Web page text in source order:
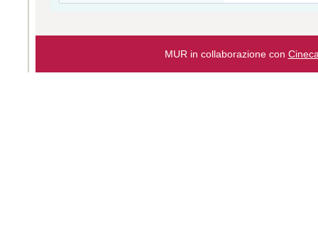
MUR in collaborazione con